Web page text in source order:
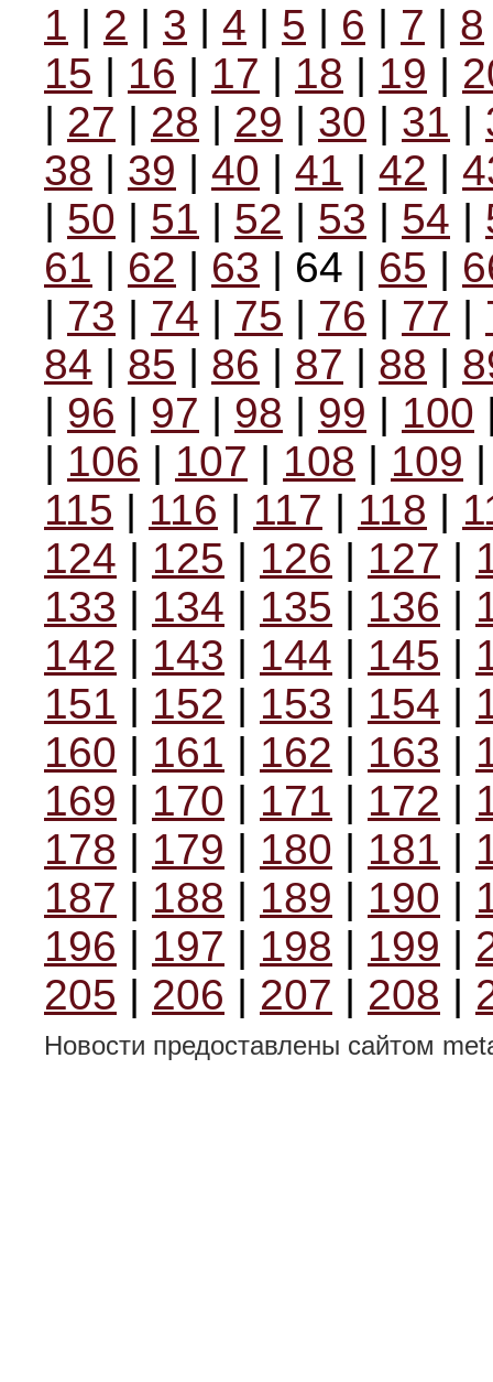
1 | 2 | 3 | 4 | 5 | 6 | 7 | 8
15 | 16 | 17 | 18 | 19 |
| 27 | 28 | 29 | 30 | 31 |
38 | 39 | 40 | 41 | 42 |
| 50 | 51 | 52 | 53 | 54 |
61 | 62 | 63 | 64 | 65 |
| 73 | 74 | 75 | 76 | 77 |
84 | 85 | 86 | 87 | 88 |
| 96 | 97 | 98 | 99 | 100
| 106 | 107 | 108 | 109
115 | 116 | 117 | 118 |
124 | 125 | 126 | 127 |
133 | 134 | 135 | 136 |
142 | 143 | 144 | 145 |
151 | 152 | 153 | 154 |
160 | 161 | 162 | 163 |
169 | 170 | 171 | 172 |
178 | 179 | 180 | 181 |
187 | 188 | 189 | 190 |
196 | 197 | 198 | 199 |
205 | 206 | 207 | 208 |
Новости предоставлены сайтом